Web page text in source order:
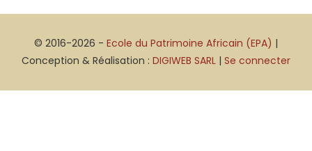
© 2016-2026 - Ecole du Patrimoine Africain (EPA) |
Conception & Réalisation : DIGIWEB SARL | Se connecter